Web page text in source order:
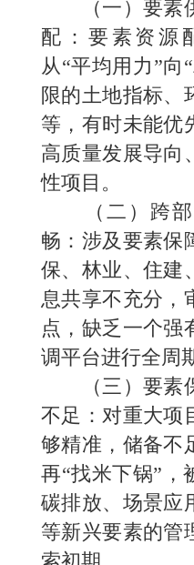
（一）要素
配：要素资源
从“平均用力”向
限的土地指标、
等，有时未能优
高质量发展导向
性项目。
（二）跨部
畅：涉及要素保
保、林业、住建
息共享不充分，
点，缺乏一个强
调平台进行全周
（三）要素保
不足：对重大项
够精准，储备不
再“找米下锅”，
碳排放、场景应
等新兴要素的管